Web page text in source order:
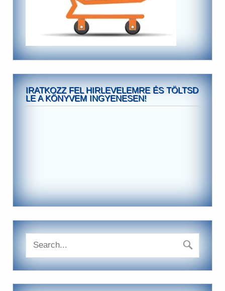
IRATKOZZ FEL HIRLEVELEMRE ÉS TÖLTSD
LE A KÖNYVEM INGYENESEN!